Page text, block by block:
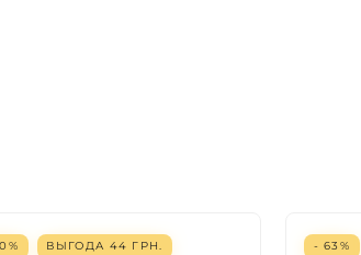
ВЫГОДА 44 ГРН. - 63%